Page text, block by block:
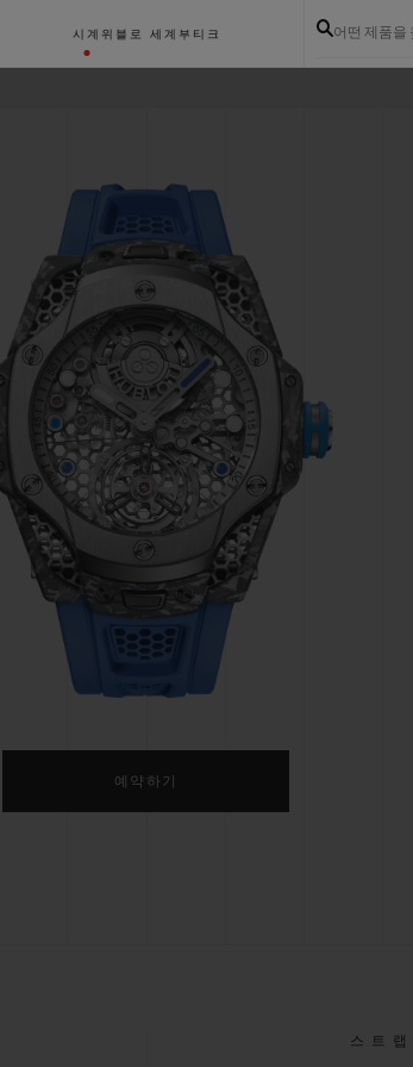
시계 위블로 세계 부티크 어떤 제품을
예약하기
스트랩
스피릿 오브 빅뱅
에센셜 토프
온라인 익스클루시브